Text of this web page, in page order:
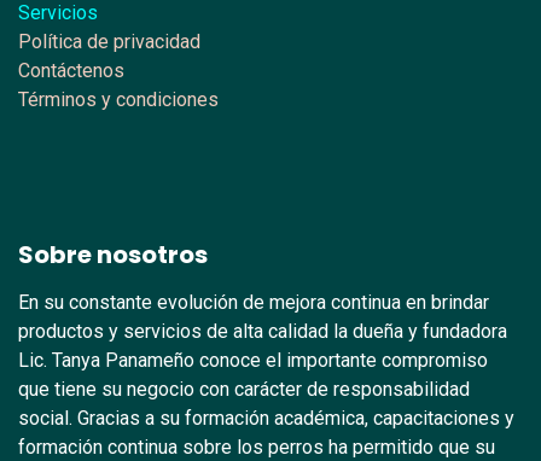
Servicios
Política de privacidad
Contáctenos
Términos y condiciones
Sobre nosotros
En su constante evolución de mejora continua en brindar
productos y servicios de alta calidad la dueña y fundadora
Lic. Tanya Panameño conoce el importante compromiso
que tiene su negocio con carácter de responsabilidad
social. Gracias a su formación académica, capacitaciones y
formación continua sobre los perros ha permitido que su